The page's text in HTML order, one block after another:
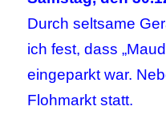
Durch seltsame
ich fest, dass
eingeparkt war.
Flohmarkt statt.